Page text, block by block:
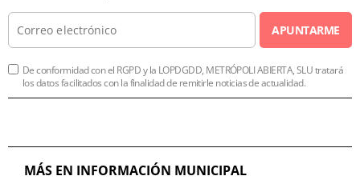
APUNTARME
De conformidad con el RGPD y la LOPDGDD, METRÓPOLI ABIERTA, SLU tratará
los datos facilitados con la finalidad de remitirle noticias de actualidad.
MÁS EN INFORMACIÓN MUNICIPAL